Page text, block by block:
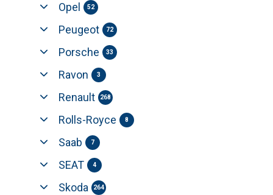
Opel 52
Peugeot 72
Porsche 33
Ravon 3
Renault 268
Rolls-Royce 8
Saab 7
SEAT 4
Skoda 264